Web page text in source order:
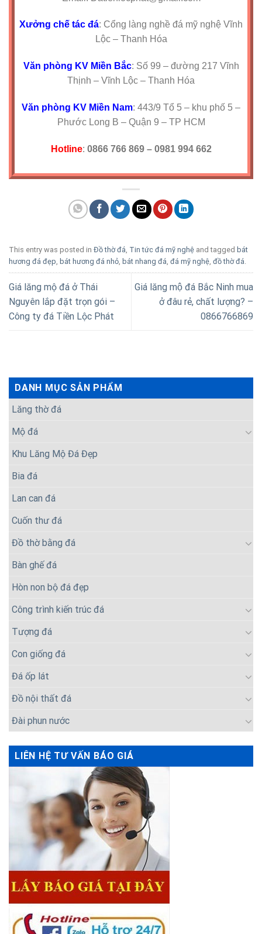
Xưởng chế tác đá: Cổng làng nghề đá mỹ nghệ Vĩnh
Lộc – Thanh Hóa
Văn phòng KV Miền Bắc: Số 99 – đường 217 Vĩnh
Thịnh – Vĩnh Lộc – Thanh Hóa
Văn phòng KV Miền Nam: 443/9 Tổ 5 – khu phố 5 –
Phước Long B – Quận 9 – TP HCM
Hotline: 0866 766 869 – 0981 994 662
This entry was posted in Đồ thờ đá, Tin tức đá mỹ nghệ and tagged bát
hương đá đẹp, bát hương đá nhỏ, bát nhang đá, đá mỹ nghệ, đồ thờ đá.
Giá lăng mộ đá ở Thái
Nguyên lắp đặt trọn gói –
Công ty đá Tiền Lộc Phát
Giá lăng mộ đá Bắc Ninh mua
ở đâu rẻ, chất lượng? –
0866766869
DANH MỤC SẢN PHẨM
Lăng thờ đá
Mộ đá
Khu Lăng Mộ Đá Đẹp
Bia đá
Lan can đá
Cuốn thư đá
Đồ thờ bằng đá
Bàn ghế đá
Hòn non bộ đá đẹp
Công trình kiến trúc đá
Tượng đá
Con giống đá
Đá ốp lát
Đồ nội thất đá
Đài phun nước
LIÊN HỆ TƯ VẤN BÁO GIÁ